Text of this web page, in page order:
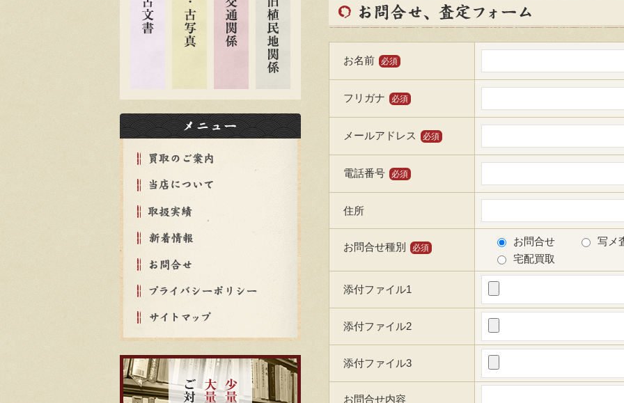
お名前 必須
フリガナ 必須
メールアドレス 必須
電話番号 必須
住所
お問合せ種別 必須
お問合せ
写メ
宅配買取
添付ファイル1
添付ファイル2
添付ファイル3
お問合せ内容